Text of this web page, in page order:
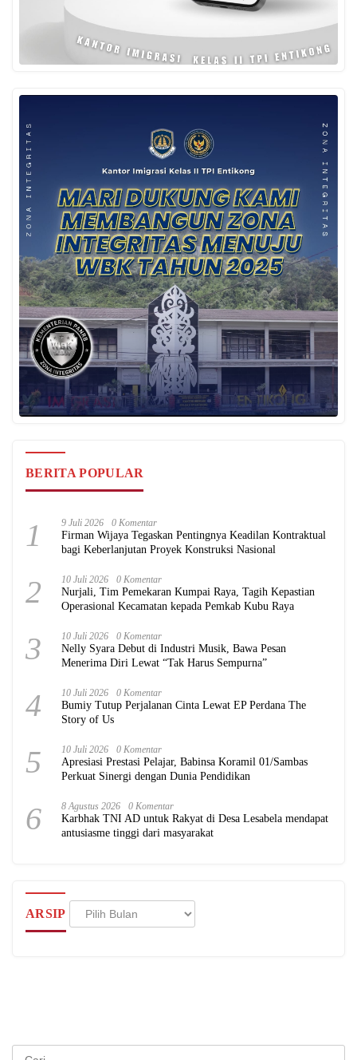
BERITA POPULAR
1 9 Juli 2026 0 Komentar
Firman Wijaya Tegaskan Pentingnya Keadilan Kontraktual
bagi Keberlanjutan Proyek Konstruksi Nasional
2 10 Juli 2026 0 Komentar
Nurjali, Tim Pemekaran Kumpai Raya, Tagih Kepastian
Operasional Kecamatan kepada Pemkab Kubu Raya
3 10 Juli 2026 0 Komentar
Nelly Syara Debut di Industri Musik, Bawa Pesan
Menerima Diri Lewat “Tak Harus Sempurna”
4 10 Juli 2026 0 Komentar
Bumiy Tutup Perjalanan Cinta Lewat EP Perdana The
Story of Us
5 10 Juli 2026 0 Komentar
Apresiasi Prestasi Pelajar, Babinsa Koramil 01/Sambas
Perkuat Sinergi dengan Dunia Pendidikan
6 8 Agustus 2026 0 Komentar
Karbhak TNI AD untuk Rakyat di Desa Lesabela mendapat
antusiasme tinggi dari masyarakat
ARSIP
Arsip